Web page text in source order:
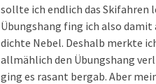
sollte ich endlich das Skifahren
Übungshang fing ich also damit
dichte Nebel. Deshalb merkte
allmählich den Übungshang
ging es rasant bergab. Aber